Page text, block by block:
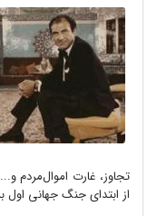
تجاوز، غارت اموال‌مردم
از ابتدای جنگ جهانی اول به